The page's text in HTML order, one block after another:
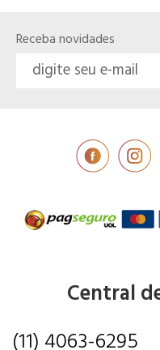
Receba novidades
Central
(11) 4063-6295